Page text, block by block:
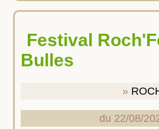
Festival Roch'Fort En
Bulles
du 22/08/